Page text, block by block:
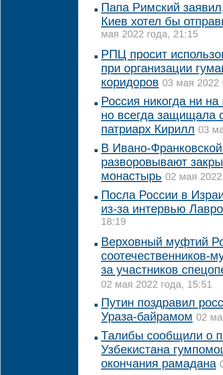
Папа Римский
Киев хотел бы
мая 2022 года, 21:15
РПЦ просит
при организации
коридоров 03 мая 2022
Россия никогда ни
но всегда защищала
патриарх Кирилл 03
В Ивано-
разворовывают
монастырь 02 мая
Посла России в
из-за интервью
18:19
Верховный муфтий
соотечественников-
за участников
02 мая 2022 года, 15:51
Путин поздравил
Ураза-байрамом 02
Талибы сообщили о
Узбекистана
окончания рамадана